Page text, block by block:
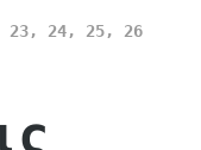
23, 24, 25, 26